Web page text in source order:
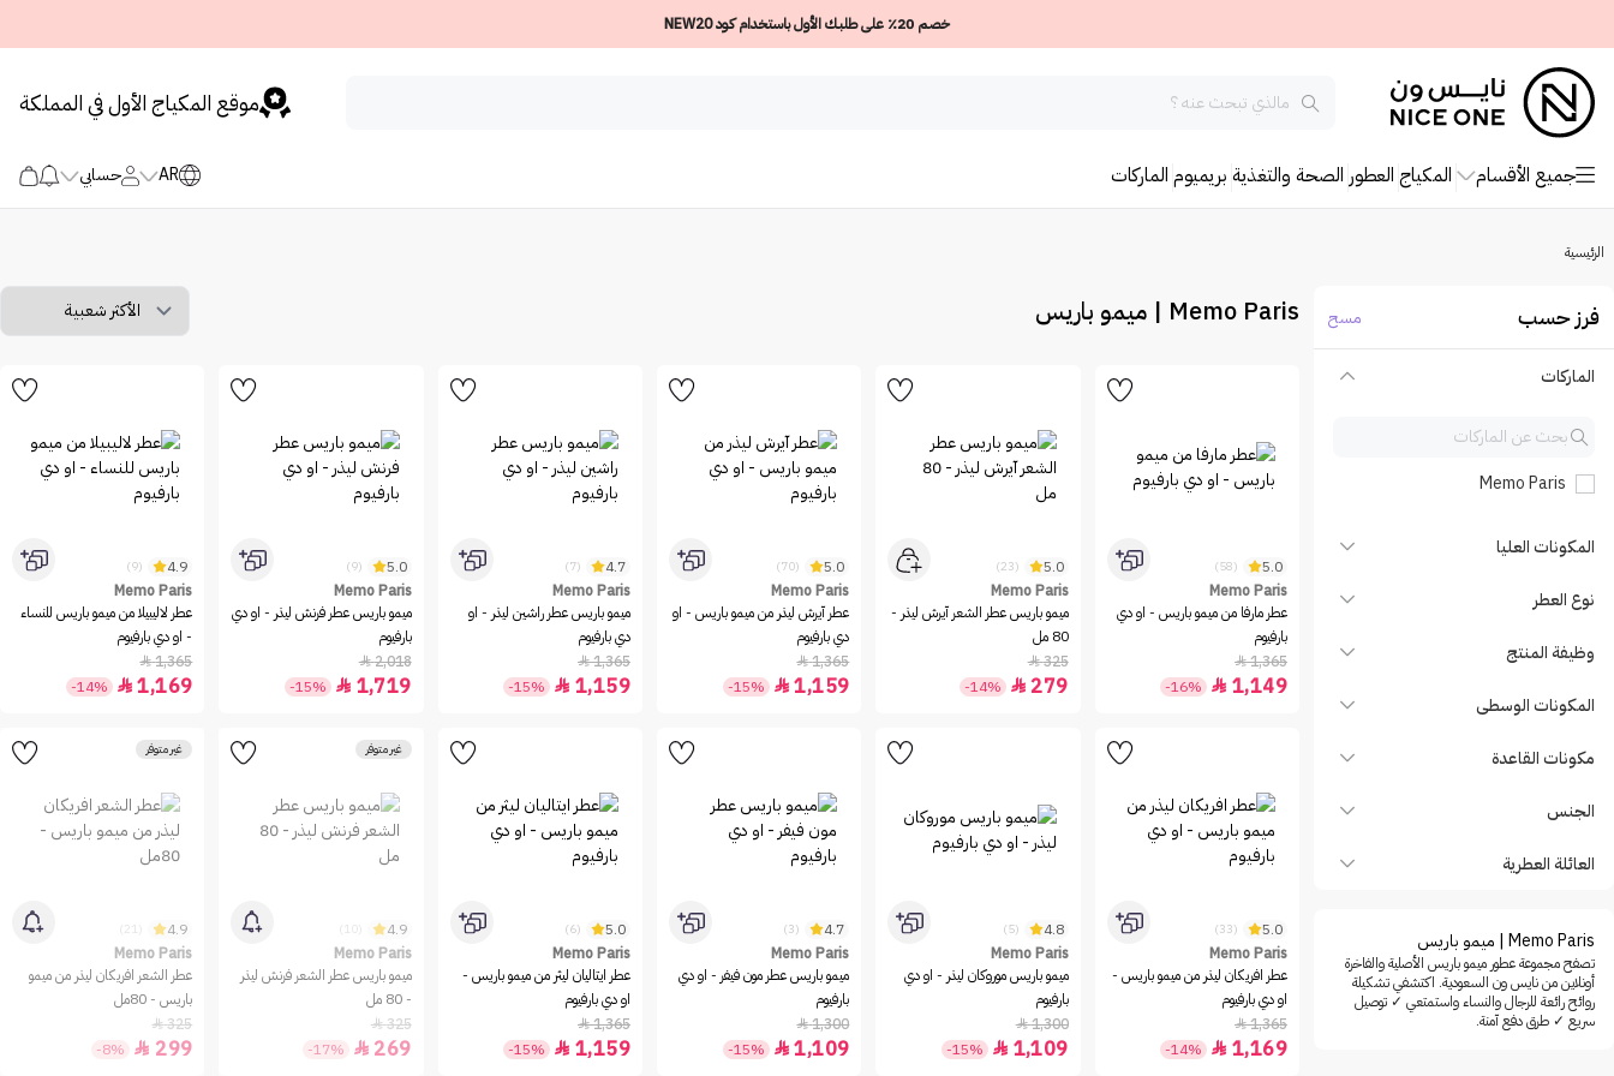
خصم 20٪ على طلبك الأول باستخدام كود NEW20
موقع المكياج الأول في المملكة
جميع الأقسام المكياج العطور الصحة والتغذية بريميوم الماركات AR حسابي
الرئيسية
فرز حسب مسح
الماركات
Memo Paris
المكونات العليا
نوع العطر
وظيفة المنتج
المكونات الوسطى
مكونات القاعدة
الجنس
العائلة العطرية
Memo Paris | ميمو باريس
تصفح مجموعة عطور ميمو باريس الأصلية والفاخرة
أونلاين من نايس ون السعودية. اكتشفي تشكيلة
روائح رائعة للرجال والنساء واستمتعي ✓ توصيل
سريع ✓ طرق دفع آمنة.
Memo Paris | ميمو باريس
5.0
(58)
Memo Paris
عطر مارفا من ميمو باريس - او دي
بارفيوم
1,365

1,149

-16%
5.0
(23)
Memo Paris
ميمو باريس عطر الشعر آيرش ليذر -
80 مل
325

279

-14%
5.0
(70)
Memo Paris
عطر آيرش ليذر من ميمو باريس - او
دي بارفيوم
1,365

1,159

-15%
4.7
(7)
Memo Paris
ميمو باريس عطر راشين ليذر - او
دي بارفيوم
1,365

1,159

-15%
5.0
(9)
Memo Paris
ميمو باريس عطر فرنش ليذر - او دي
بارفيوم
2,018

1,719

-15%
4.9
(9)
Memo Paris
عطر لاليبيلا من ميمو باريس للنساء
- او دي بارفيوم
1,365

1,169

-14%
5.0
(33)
Memo Paris
عطر افريكان ليذر من ميمو باريس -
او دي بارفيوم
1,365

1,169

-14%
4.8
(5)
Memo Paris
ميمو باريس موروكان ليذر - او دي
بارفيوم
1,300

1,109

-15%
4.7
(3)
Memo Paris
ميمو باريس عطر مون فيفر - او دي
بارفيوم
1,300

1,109

-15%
5.0
(6)
Memo Paris
عطر ايتاليان ليثر من ميمو باريس -
او دي بارفيوم
1,365

1,159

-15%
غير متوفر
4.9
Memo Paris
ميمو باريس عطر الشعر فرنش ليذر
- 80 مل
325

269

-17%
غير متوفر
4.9
Memo Paris
عطر الشعر افريكان ليذر من ميمو
باريس - 80مل
325

299

-8%